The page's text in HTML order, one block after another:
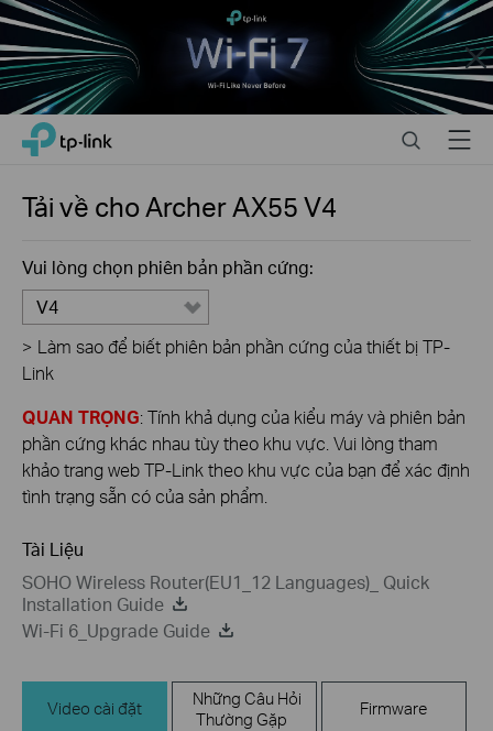
Close
Click
the
navigation
TP-Link, Reliably Smart SearchMenu
Tải về choArcher AX55V4
Vui lòng chọn phiên bản phần cứng:
V4
> Làm sao để biết phiên bản phần cứng của thiết bị TP-
Link
QUAN TRỌNG: Tính khả dụng của kiểu máy và phiên bản
phần cứng khác nhau tùy theo khu vực. Vui lòng tham
khảo trang web TP-Link theo khu vực của bạn để xác định
tình trạng sẵn có của sản phẩm.
Tài Liệu
SOHO Wireless Router(EU1_12 Languages)_ Quick
Installation Guide
Wi-Fi 6_Upgrade Guide
Video cài đặt
Những Câu Hỏi
Thường Gặp
Firmware